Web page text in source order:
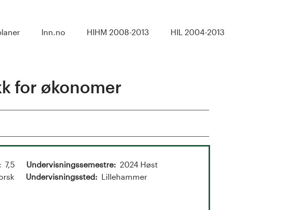
Inn.no HIHM 2008-2013 HIL 2004-2013
for økonomer
7,5 Undervisningssemestre
2024 Høst
Undervisningssted
Lillehammer